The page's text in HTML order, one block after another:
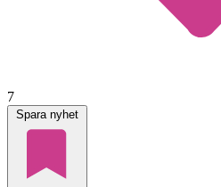
7
Spara nyhet